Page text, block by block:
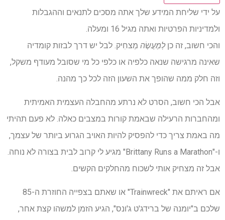
על ידי שליחת המידע שלך אתה מסכים לתנאים וההגבלות
ולמדיניות הפרטיות ואתה מגיל 16 ומעלה.
והכי חשוב, זה כןלְמַעֲשֶׂה מַצחִיק. לבל יש דרך לבזות קומדיה
שאינה מרגישה שנאה כלפיה או כלפי כל מי שסובל מעודף משקל,
וזה חלק ממה שהופך את השעון הזה לכל כך מהנה.
אבל הכי חשוב, הסרט לא נרתע מהחבלה העצמית האמיתית
ומהחברות הרעילה שבאמת קורות במצבים כאלה. לא פעם תהיתי
מה באמת צריך כדי להפסיק להיות האויב הגרוע ביותר של עצמך,
ו-"Brittany Runs a Marathon" מגיע לי קרוב לבית בצורה לא נוחה.
אבל זה מצחיק אותי לשכוח מהחלקים הקשים.
אם ראיתם את "Trainwreck" או שאתם בצפייה החוזרת ה-85
שלכם ב"יומנה של ברידג'ט ג'ונס", הגיע הזמן למשהו קצת אחר,